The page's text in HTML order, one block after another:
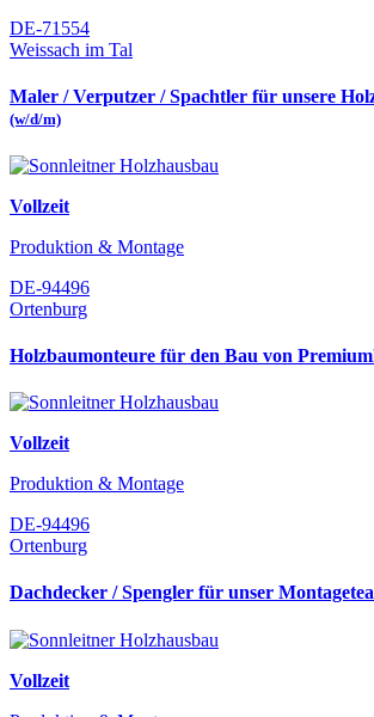
DE-71554
Weissach im Tal
Maler / Verputzer / Spachtler für unsere
(w/d/m)
Vollzeit
Produktion & Montage
DE-94496
Ortenburg
Holzbaumonteure für den Bau von
Vollzeit
Produktion & Montage
DE-94496
Ortenburg
Dachdecker / Spengler für unser
Vollzeit